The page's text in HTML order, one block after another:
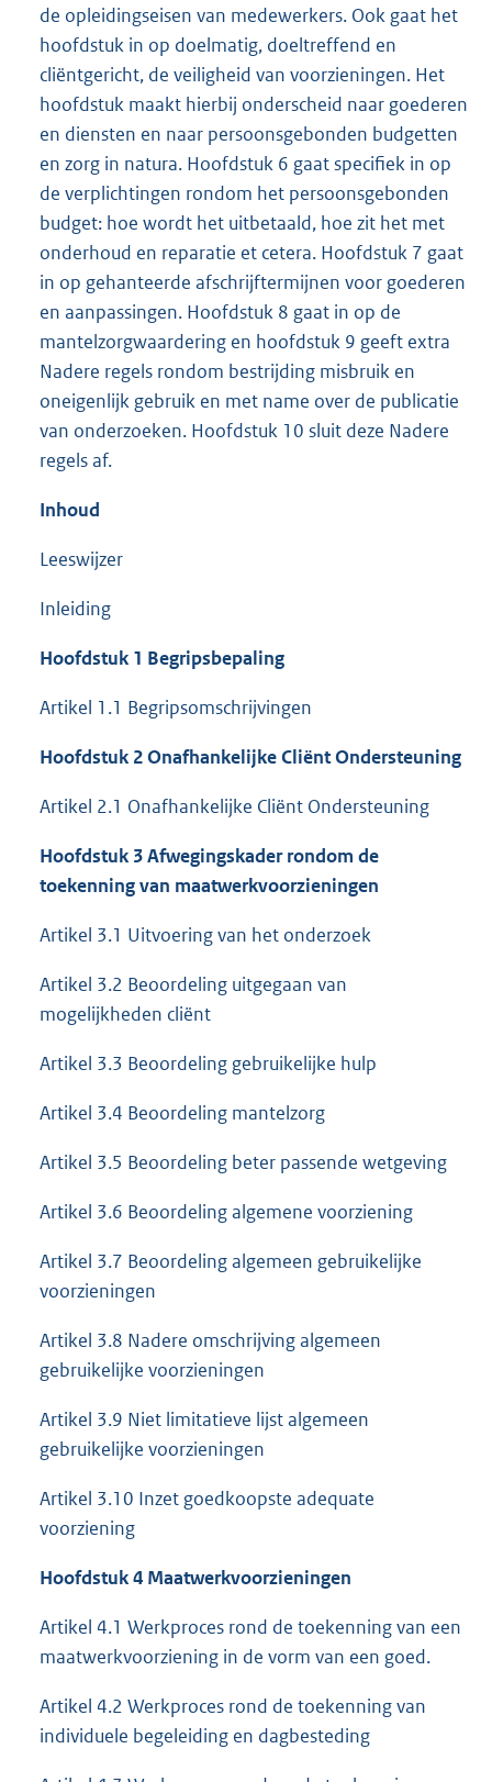
de opleidingseisen van medewerkers. Ook gaat het
hoofdstuk in op doelmatig, doeltreffend en
cliëntgericht, de veiligheid van voorzieningen. Het
hoofdstuk maakt hierbij onderscheid naar goederen
en diensten en naar persoonsgebonden budgetten
en zorg in natura. Hoofdstuk 6 gaat specifiek in op
de verplichtingen rondom het persoonsgebonden
budget: hoe wordt het uitbetaald, hoe zit het met
onderhoud en reparatie et cetera. Hoofdstuk 7 gaat
in op gehanteerde afschrijftermijnen voor goederen
en aanpassingen. Hoofdstuk 8 gaat in op de
mantelzorgwaardering en hoofdstuk 9 geeft extra
Nadere regels rondom bestrijding misbruik en
oneigenlijk gebruik en met name over de publicatie
van onderzoeken. Hoofdstuk 10 sluit deze Nadere
regels af.
Inhoud
Leeswijzer
Inleiding
Hoofdstuk 1 Begripsbepaling
Artikel 1.1 Begripsomschrijvingen
Hoofdstuk 2 Onafhankelijke Cliënt Ondersteuning
Artikel 2.1 Onafhankelijke Cliënt Ondersteuning
Hoofdstuk 3 Afwegingskader rondom de
toekenning van maatwerkvoorzieningen
Artikel 3.1 Uitvoering van het onderzoek
Artikel 3.2 Beoordeling uitgegaan van
mogelijkheden cliënt
Artikel 3.3 Beoordeling gebruikelijke hulp
Artikel 3.4 Beoordeling mantelzorg
Artikel 3.5 Beoordeling beter passende wetgeving
Artikel 3.6 Beoordeling algemene voorziening
Artikel 3.7 Beoordeling algemeen gebruikelijke
voorzieningen
Artikel 3.8 Nadere omschrijving algemeen
gebruikelijke voorzieningen
Artikel 3.9 Niet limitatieve lijst algemeen
gebruikelijke voorzieningen
Artikel 3.10 Inzet goedkoopste adequate
voorziening
Hoofdstuk 4 Maatwerkvoorzieningen
Artikel 4.1 Werkproces rond de toekenning van een
maatwerkvoorziening in de vorm van een goed.
Artikel 4.2 Werkproces rond de toekenning van
individuele begeleiding en dagbesteding